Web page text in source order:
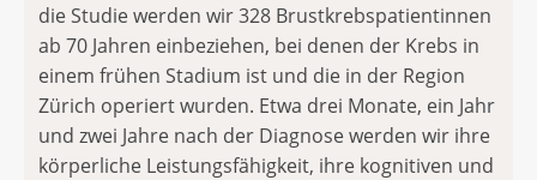
die Studie werden wir 328 Brustkrebspatientinnen
ab 70 Jahren einbeziehen, bei denen der Krebs in
einem frühen Stadium ist und die in der Region
Zürich operiert wurden. Etwa drei Monate, ein Jahr
und zwei Jahre nach der Diagnose werden wir ihre
körperliche Leistungsfähigkeit, ihre kognitiven und